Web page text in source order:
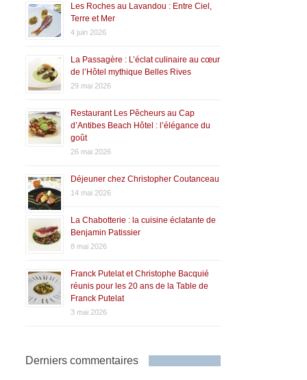
Les Roches au Lavandou : Entre Ciel,
Terre et Mer
4 juin 2026
La Passagère : L’éclat culinaire au cœur
de l’Hôtel mythique Belles Rives
29 mai 2026
Restaurant Les Pêcheurs au Cap
d’Antibes Beach Hôtel : l’élégance du
goût
26 mai 2026
Déjeuner chez Christopher Coutanceau
14 mai 2026
La Chabotterie : la cuisine éclatante de
Benjamin Patissier
8 mai 2026
Franck Putelat et Christophe Bacquié
réunis pour les 20 ans de la Table de
Franck Putelat
3 mai 2026
Derniers commentaires